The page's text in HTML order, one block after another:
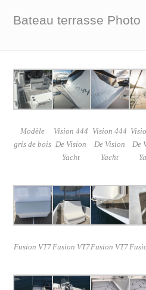
Bateau terrasse Photo
Modèle
gris de bois
Vision 444
De Vision
Yacht
Vision 444
De Vision
Yacht
De
Fusion VT7Fusion VT7Fusion VT7